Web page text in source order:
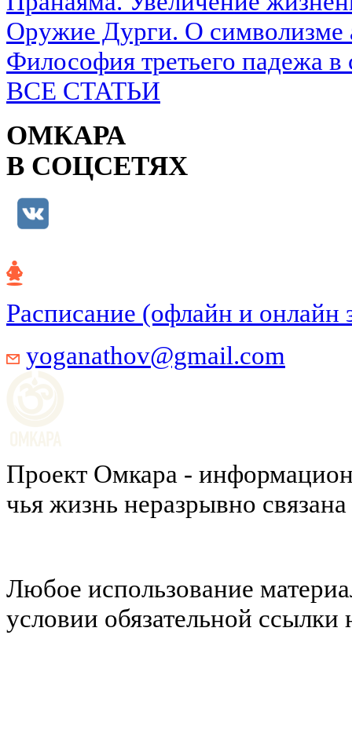
Оружие Дурги. О символизме
Философия третьего падежа в
ВСЕ СТАТЬИ
ОМКАРА
В СОЦСЕТЯХ
Расписание (офлайн и онлайн
yoganathov@gmail.com
Проект Омкара -
чья жизнь неразрывно
Любое использование
условии обязательной ссылки